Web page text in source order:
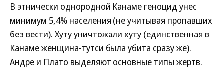
В этнически однородной Канаме геноцид унес
минимум 5,4% населения (не учитывая пропавших
без вести). Хуту уничтожали хуту (единственная в
Канаме женщина-тутси была убита сразу же).
Андре и Плато выделяют основные типы жертв.